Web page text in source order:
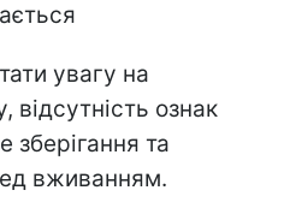
увагу на
відсутність ознак
зберігання та
вживанням.